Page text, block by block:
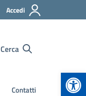
Accedi
Cerca
Contatti